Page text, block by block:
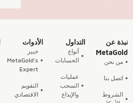
نبذة عن
MetaGold
من نحن
اتصل بنا
الشروط
التداول
أنواع
الحسابات
عمليات
السحب
والإيداع
الأدوات
خبير
MetaGold's
Expert
التقويم
الاقتصادي